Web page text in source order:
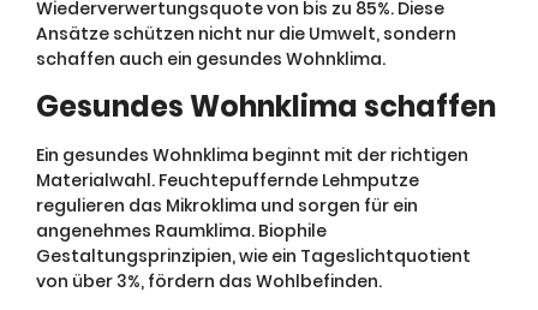
Wiederverwertungsquote von bis zu 85%. Diese
Ansätze schützen nicht nur die Umwelt, sondern
schaffen auch ein gesundes Wohnklima.
Gesundes Wohnklima schaffen
Ein gesundes Wohnklima beginnt mit der richtigen
Materialwahl. Feuchtepuffernde Lehmputze
regulieren das Mikroklima und sorgen für ein
angenehmes Raumklima. Biophile
Gestaltungsprinzipien, wie ein Tageslichtquotient
von über 3%, fördern das Wohlbefinden.